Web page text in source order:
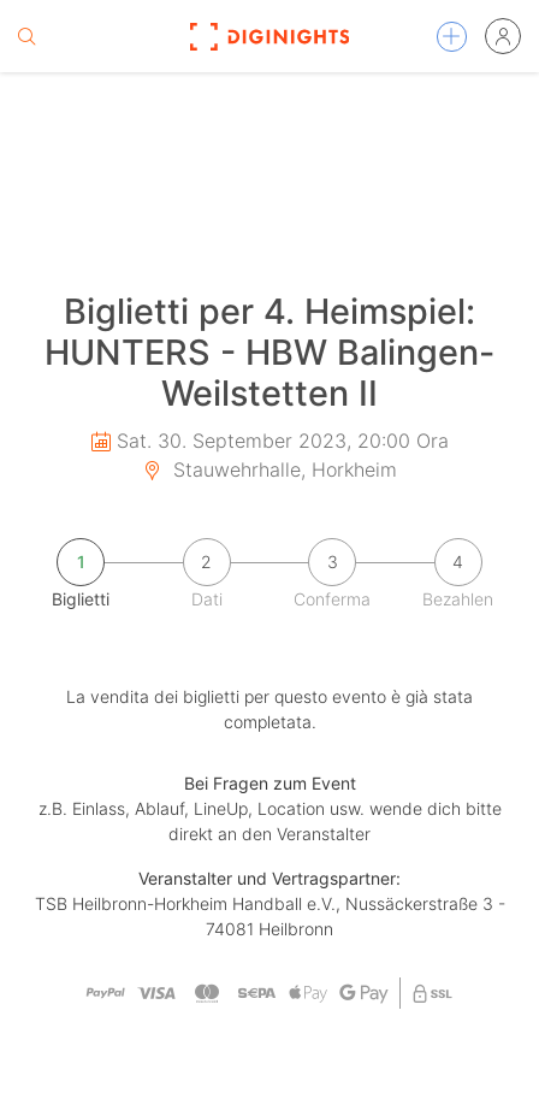
Biglietti per 4. Heimspiel:
HUNTERS - HBW Balingen-
Weilstetten II
Sat. 30. September 2023, 20:00 Ora
Stauwehrhalle, Horkheim
1
Biglietti
2
Dati
3
Conferma
4
Bezahlen
La vendita dei biglietti per questo evento è già stata
completata.
Bei Fragen zum Event
z.B. Einlass, Ablauf, LineUp, Location usw. wende dich bitte
direkt an den Veranstalter
Veranstalter und Vertragspartner:
TSB Heilbronn-Horkheim Handball e.V., Nussäckerstraße 3 -
74081 Heilbronn